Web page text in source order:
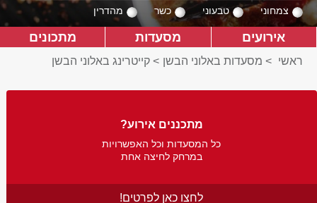
צמחוני טבעוני כשר מהדרין
אירועים מסעדות מתכונים
ראשי > מסעדות באלוני הבשן > קייטרינג באלוני הבשן
מתכננים אירוע?
כל המסעדות וכל האפשרויות
במרחק לחיצה אחת
לחצו כאן לפרטים!